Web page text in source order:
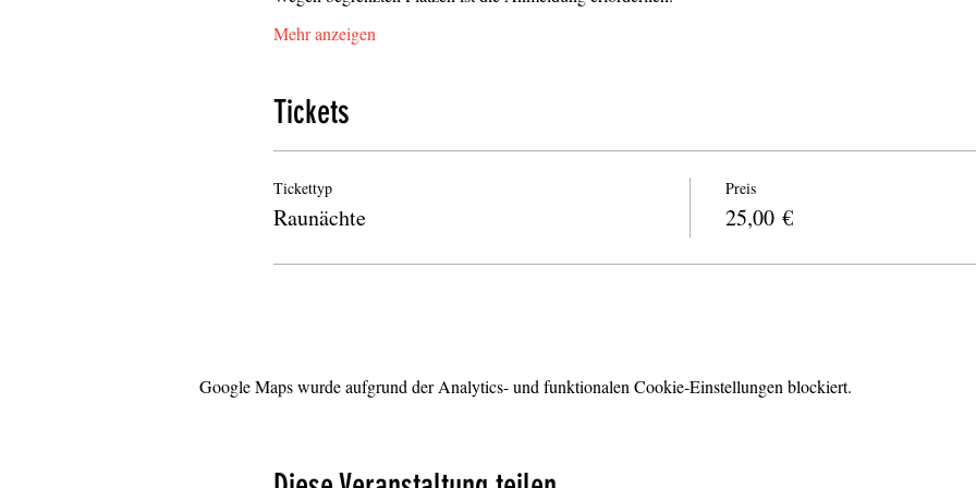
Mehr anzeigen
Tickets
Tickettyp
Raunächte
Preis
25,00 €
Google Maps wurde aufgrund der Analytics- und funktionalen Cookie-Einstellungen blockiert.